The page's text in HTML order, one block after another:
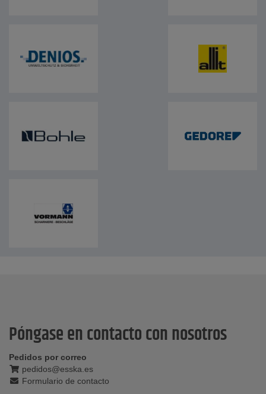
Póngase en contacto con nosotros
Pedidos por correo
pedidos@esska.es
Formulario de contacto